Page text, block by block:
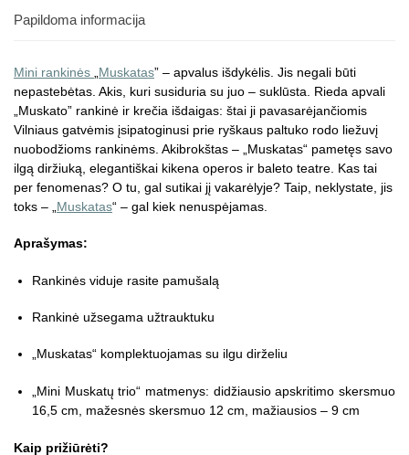
Papildoma informacija
Mini rankinės Muskatas” – apvalus išdykėlis. Jis negali būti
nepastebėtas. Akis, kuri susiduria su juo – suklūsta. Rieda apvali
„Muskato” rankinė ir krečia išdaigas: štai ji pavasarėjančiomis
Vilniaus gatvėmis įsipatoginusi prie ryškaus paltuko rodo liežuvį
nuobodžioms rankinėms. Akibrokštas – „Muskatas“ pametęs savo
ilgą diržiuką, elegantiškai kikena operos ir baleto teatre. Kas tai
per fenomenas? O tu, gal sutikai jį vakarėlyje? Taip, neklystate, jis
toks – „ Muskatas“ – gal kiek nenuspėjamas.
Aprašymas:
Rankinės viduje rasite pamušalą
Rankinė užsegama užtrauktuku
„Muskatas“ komplektuojamas su ilgu dirželiu
„Mini Muskatų trio“ matmenys: didžiausio apskritimo skersmuo
16,5 cm, mažesnės skersmuo 12 cm, mažiausios – 9 cm
Kaip prižiūrėti?